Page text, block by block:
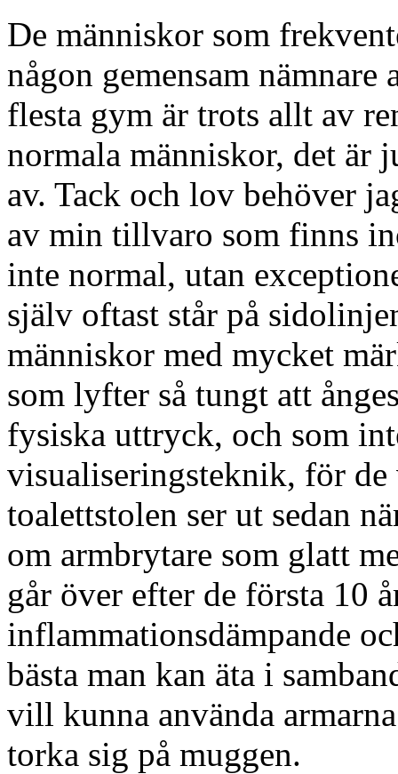
De människor som
någon gemensam
flesta gym är trots allt av
normala människor, det är
av. Tack och lov behöver
av min tillvaro som finns
inte normal, utan
själv oftast står på
människor med mycket
som lyfter så tungt att
fysiska uttryck, och som
visualiseringsteknik, för
toalettstolen ser ut sedan
om armbrytare som glatt
går över efter de första 10
inflammationsdämpande
bästa man kan äta i
vill kunna använda
torka sig på muggen.